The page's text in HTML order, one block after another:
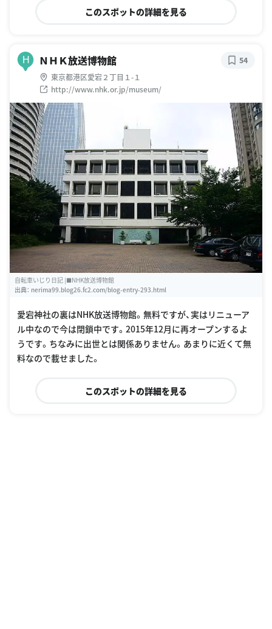
このスポットの詳細を見る
H ＮＨＫ放送博物館
東京都港区愛宕２丁目１-１
http://www.nhk.or.jp/museum/
54
自転車いじり日記 |■NHK放送博物館
出典： nerima99.blog26.fc2.com/blog-entry-293.html
愛宕神社の裏はNHK放送博物館。無料ですが、実はリニューア
ル中なので今は閉鎖中です。2015年12月に再オープンするよ
うです。ちなみに出世とは関係ありません。あまりに近くて無
料なので載せました。
このスポットの詳細を見る